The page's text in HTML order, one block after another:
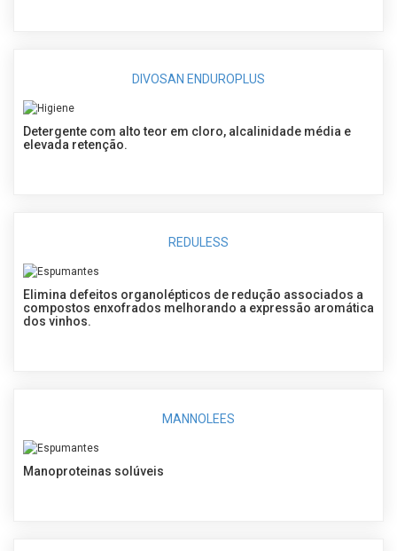
DIVOSAN ENDUROPLUS
Detergente com alto teor em cloro, alcalinidade média e
elevada retenção.
REDULESS
Elimina defeitos organolépticos de redução associados a
compostos enxofrados melhorando a expressão aromática
dos vinhos.
MANNOLEES
Manoproteinas solúveis